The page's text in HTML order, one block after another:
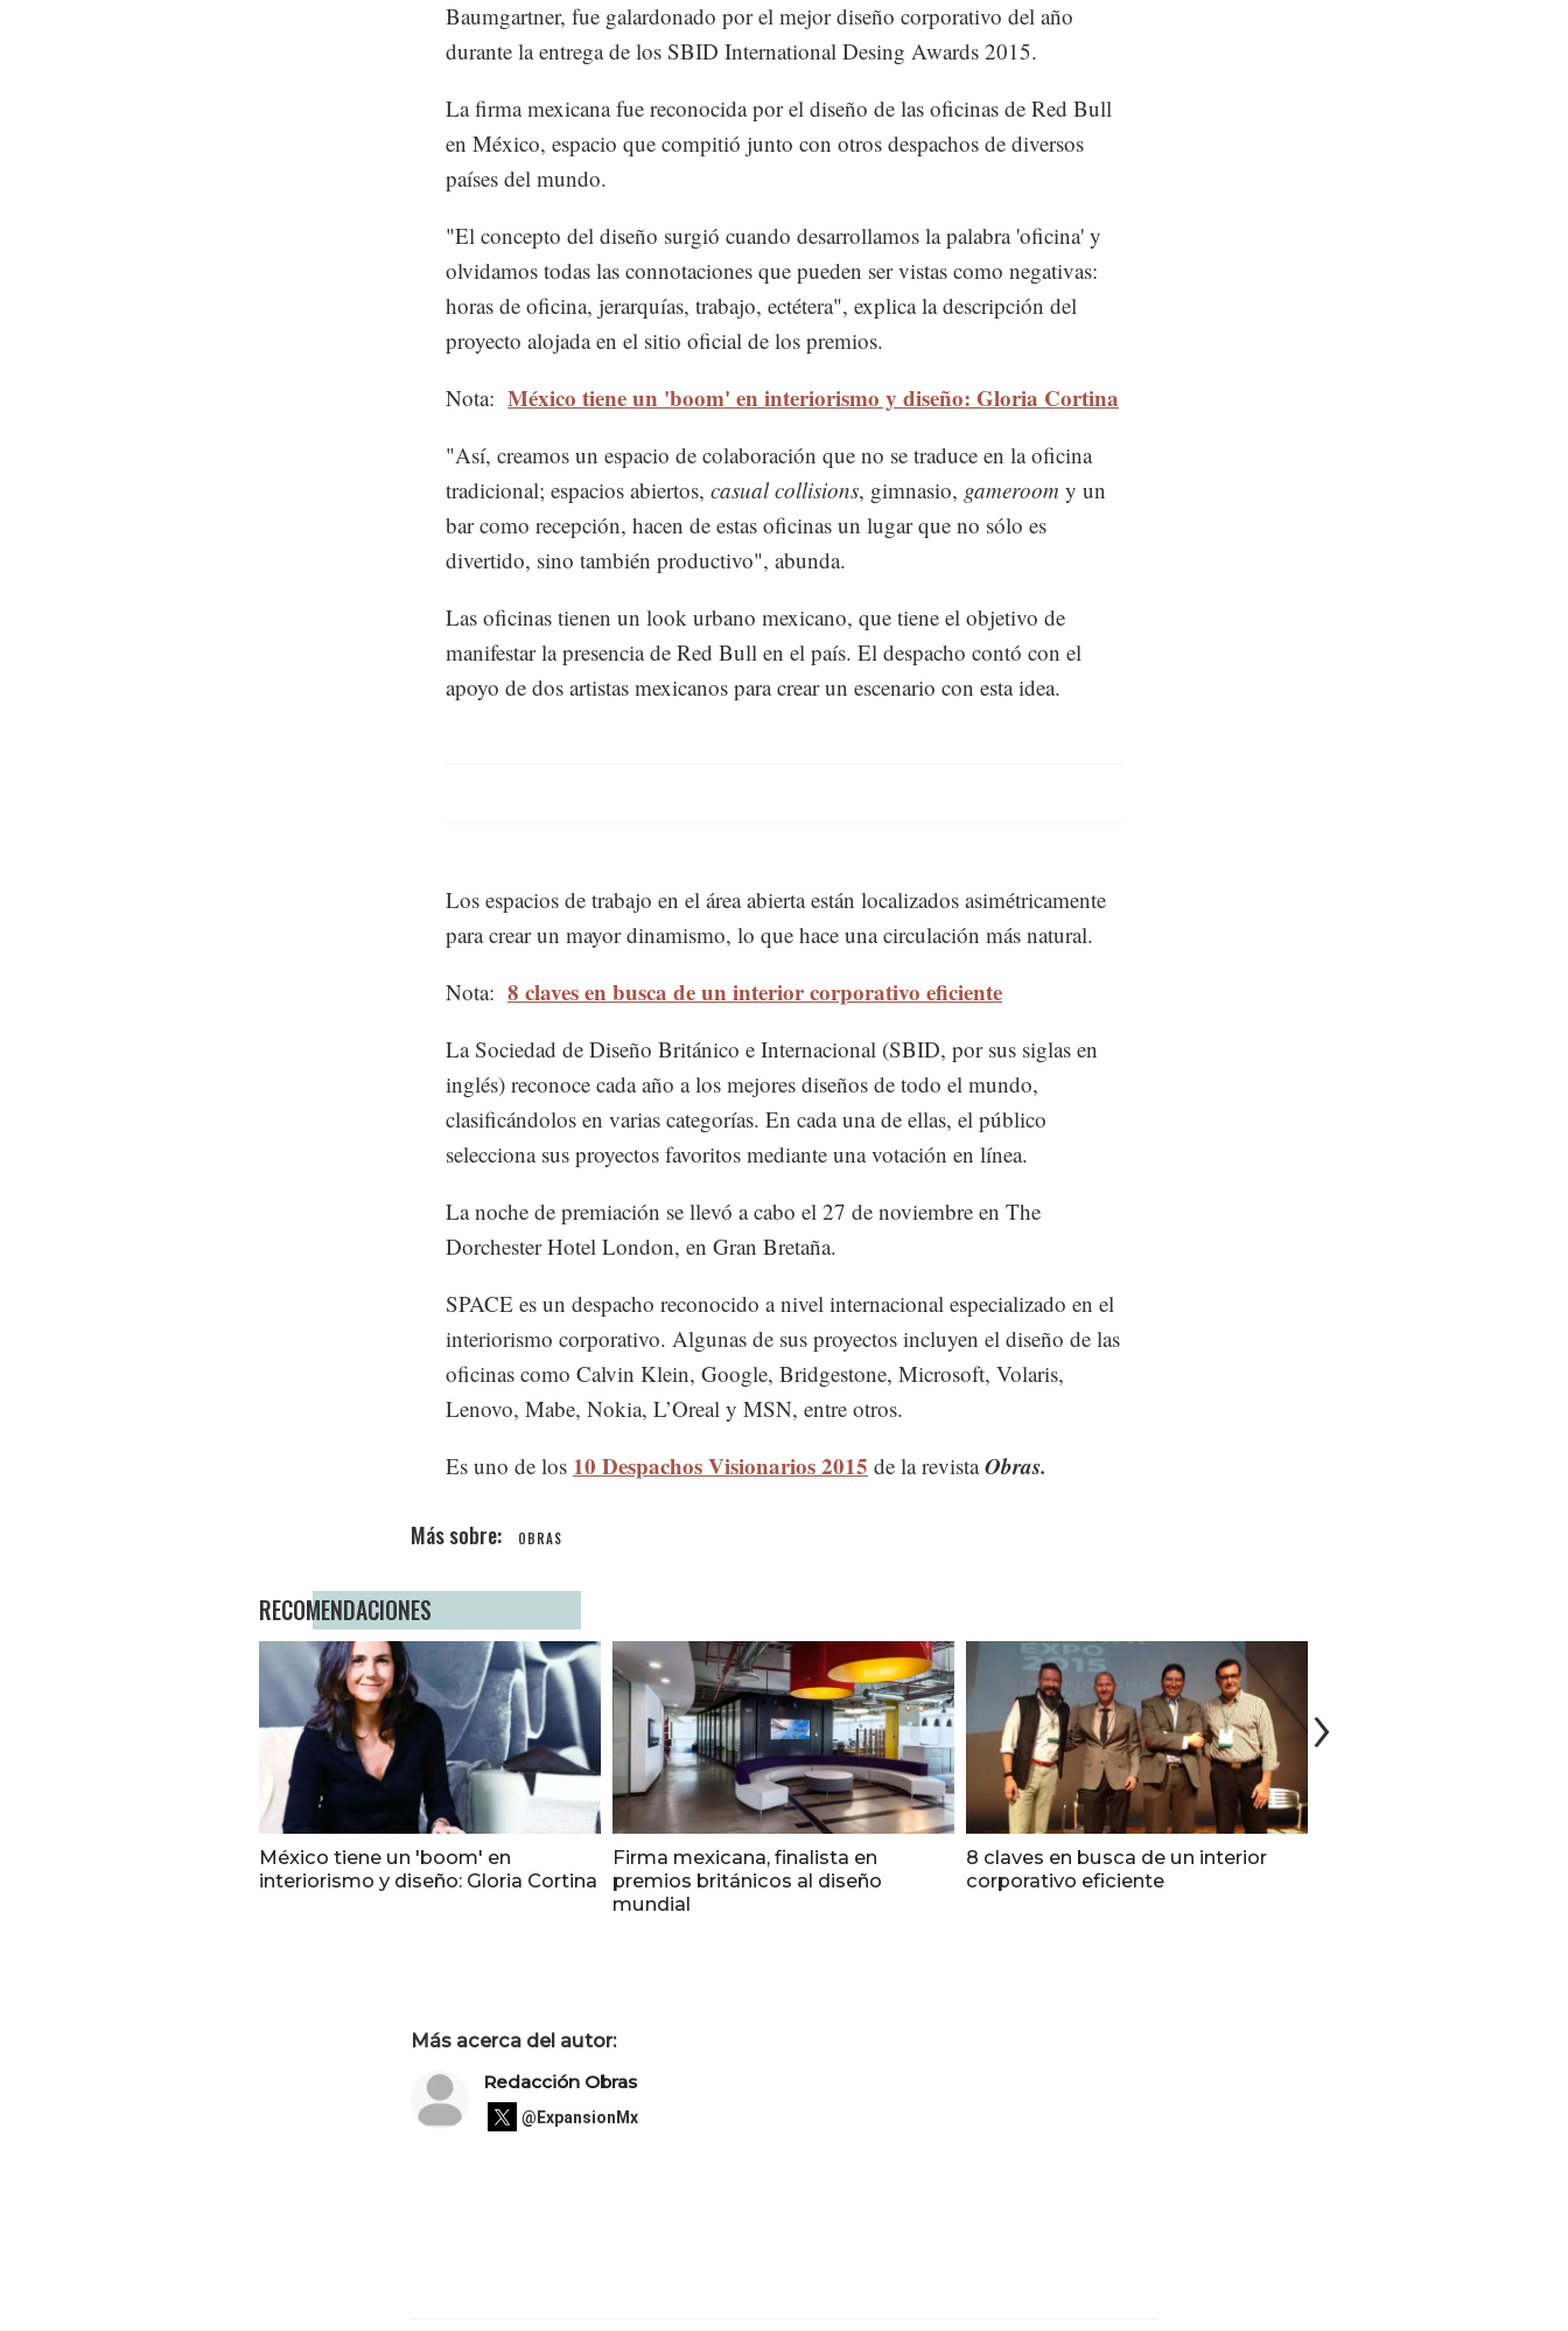
Baumgartner, fue galardonado por el mejor diseño corporativo del año
durante la entrega de los SBID International Desing Awards 2015.
La firma mexicana fue reconocida por el diseño de las oficinas de Red Bull
en México, espacio que compitió junto con otros despachos de diversos
países del mundo.
"El concepto del diseño surgió cuando desarrollamos la palabra 'oficina' y
olvidamos todas las connotaciones que pueden ser vistas como negativas:
horas de oficina, jerarquías, trabajo, ectétera", explica la descripción del
proyecto alojada en el sitio oficial de los premios.
Nota: México tiene un 'boom' en interiorismo y diseño: Gloria Cortina
"Así, creamos un espacio de colaboración que no se traduce en la oficina
tradicional; espacios abiertos, casual collisions, gimnasio, gameroom y un
bar como recepción, hacen de estas oficinas un lugar que no sólo es
divertido, sino también productivo", abunda.
Las oficinas tienen un look urbano mexicano, que tiene el objetivo de
manifestar la presencia de Red Bull en el país. El despacho contó con el
apoyo de dos artistas mexicanos para crear un escenario con esta idea.
Los espacios de trabajo en el área abierta están localizados asimétricamente
para crear un mayor dinamismo, lo que hace una circulación más natural.
Nota: 8 claves en busca de un interior corporativo eficiente
La Sociedad de Diseño Británico e Internacional (SBID, por sus siglas en
inglés) reconoce cada año a los mejores diseños de todo el mundo,
clasificándolos en varias categorías. En cada una de ellas, el público
selecciona sus proyectos favoritos mediante una votación en línea.
La noche de premiación se llevó a cabo el 27 de noviembre en The
Dorchester Hotel London, en Gran Bretaña.
SPACE es un despacho reconocido a nivel internacional especializado en el
interiorismo corporativo. Algunas de sus proyectos incluyen el diseño de las
oficinas como Calvin Klein, Google, Bridgestone, Microsoft, Volaris,
Lenovo, Mabe, Nokia, L’Oreal y MSN, entre otros.
Es uno de los 10 Despachos Visionarios 2015 de la revistaObras.
OBRAS
RECOMENDACIONES
México tiene un 'boom' en
interiorismo y diseño: Gloria Cortina
Firma mexicana, finalista en
premios británicos al diseño
mundial
8 claves en busca de un interior
corporativo eficiente
Más acerca del autor:
Redacción Obras
@ExpansionMx